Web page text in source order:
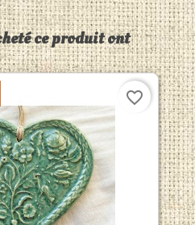
ce produit ont
favorite_border